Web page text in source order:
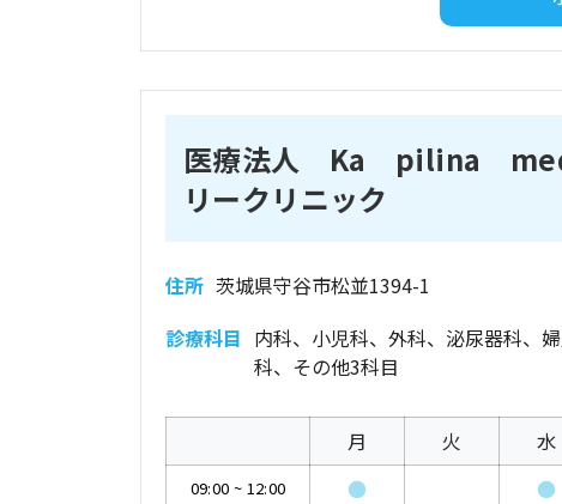
医療法人 Ka pilina
リークリニック
住所 茨城県守谷市松並1394-1
診療科目 内科、小児科、外科、泌尿器科、
科、その他3科目
月 火 水
09:00 ~ 12:00 ● ●